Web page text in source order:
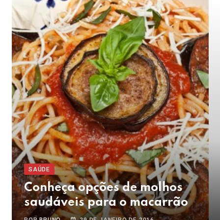
SAÚDE
Conheça opções de molhos
saudáveis para o macarrão